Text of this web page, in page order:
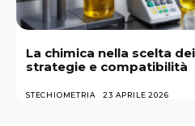
La chimica nella scelta
strategie e compatibilità
STECHIOMETRIA 23 APRILE 2026